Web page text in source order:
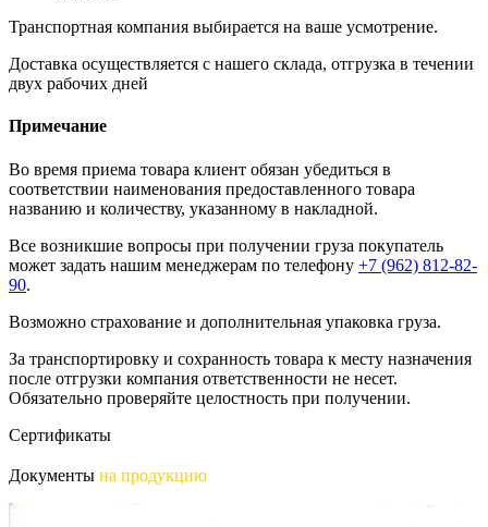
Транспортная компания выбирается на ваше усмотрение.
Доставка осуществляется с нашего склада, отгрузка в течении
двух рабочих дней
Примечание
Во время приема товара клиент обязан убедиться в
соответствии наименования предоставленного товара
названию и количеству, указанному в накладной.
Все возникшие вопросы при получении груза покупатель
может задать нашим менеджерам по телефону +7 (962) 812-82-
90.
Возможно страхование и дополнительная упаковка груза.
За транспортировку и сохранность товара к месту назначения
после отгрузки компания ответственности не несет.
Обязательно проверяйте целостность при получении.
Сертификаты
Документы на продукцию